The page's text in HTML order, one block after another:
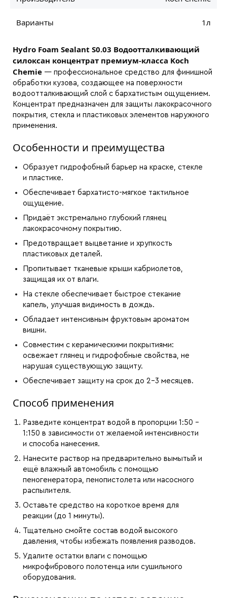
Варианты 1л
Hydro Foam Sealant S0.03 Водоотталкивающий
силоксан концентрат премиум-класса Koch
Chemie — профессиональное средство для финишной
обработки кузова, создающее на поверхности
водоотталкивающий слой с бархатистым ощущением.
Концентрат предназначен для защиты лакокрасочного
покрытия, стекла и пластиковых элементов наружного
применения.
Особенности и преимущества
Образует гидрофобный барьер на краске, стекле
и пластике.
Обеспечивает бархатисто-мягкое тактильное
ощущение.
Придаёт экстремально глубокий глянец
лакокрасочному покрытию.
Предотвращает выцветание и хрупкость
пластиковых деталей.
Пропитывает тканевые крыши кабриолетов,
защищая их от влаги.
На стекле обеспечивает быстрое стекание
капель, улучшая видимость в дождь.
Обладает интенсивным фруктовым ароматом
вишни.
Совместим с керамическими покрытиями:
освежает глянец и гидрофобные свойства, не
нарушая существующую защиту.
Обеспечивает защиту на срок до 2–3 месяцев.
Способ применения
Разведите концентрат водой в пропорции 1:50 –
1:150 в зависимости от желаемой интенсивности
и способа нанесения.
Нанесите раствор на предварительно вымытый и
ещё влажный автомобиль с помощью
пеногенератора, пенопистолета или насосного
распылителя.
Оставьте средство на короткое время для
реакции (до 1 минуты).
Тщательно смойте состав водой высокого
давления, чтобы избежать появления разводов.
Удалите остатки влаги с помощью
микрофибрового полотенца или сушильного
оборудования.